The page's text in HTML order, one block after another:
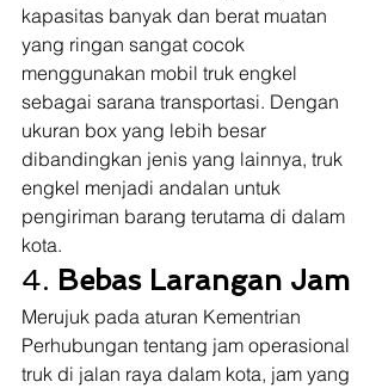
kapasitas banyak dan berat muatan
yang ringan sangat cocok
menggunakan mobil truk engkel
sebagai sarana transportasi. Dengan
ukuran box yang lebih besar
dibandingkan jenis yang lainnya, truk
engkel menjadi andalan untuk
pengiriman barang terutama di dalam
kota.
4. Bebas Larangan Jam
Merujuk pada aturan Kementrian
Perhubungan tentang jam operasional
truk di jalan raya dalam kota, jam yang